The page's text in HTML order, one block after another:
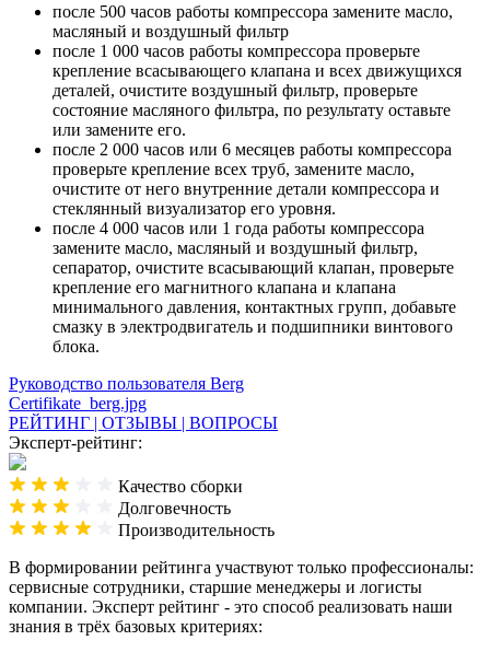
после 500 часов работы компрессора замените масло,
масляный и воздушный фильтр
после 1 000 часов работы компрессора проверьте
крепление всасывающего клапана и всех движущихся
деталей, очистите воздушный фильтр, проверьте
состояние масляного фильтра, по результату оставьте
или замените его.
после 2 000 часов или 6 месяцев работы компрессора
проверьте крепление всех труб, замените масло,
очистите от него внутренние детали компрессора и
стеклянный визуализатор его уровня.
после 4 000 часов или 1 года работы компрессора
замените масло, масляный и воздушный фильтр,
сепаратор, очистите всасывающий клапан, проверьте
крепление его магнитного клапана и клапана
минимального давления, контактных групп, добавьте
смазку в электродвигатель и подшипники винтового
блока.
Руководство пользователя Berg
Certifikate_berg.jpg
РЕЙТИНГ | ОТЗЫВЫ | ВОПРОСЫ
Эксперт-рейтинг:
Качество сборки
Долговечность
Производительность
В формировании рейтинга участвуют только профессионалы:
сервисные сотрудники, старшие менеджеры и логисты
компании. Эксперт рейтинг - это способ реализовать наши
знания в трёх базовых критериях: